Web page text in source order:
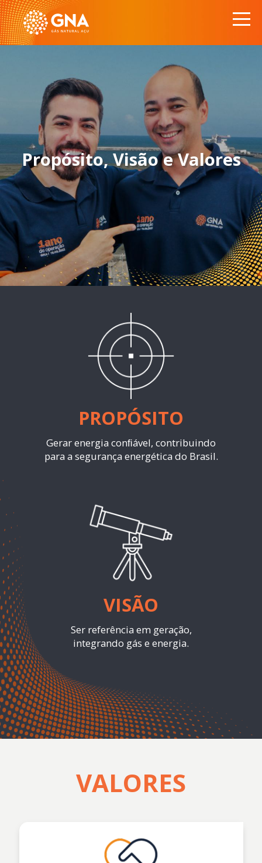
Propósito, Visão e Valores
PROPÓSITO
Gerar energia conﬁável, contribuindo
para a segurança energética do Brasil.
VISÃO
Ser referência em geração,
integrando gás e energia.
VALORES